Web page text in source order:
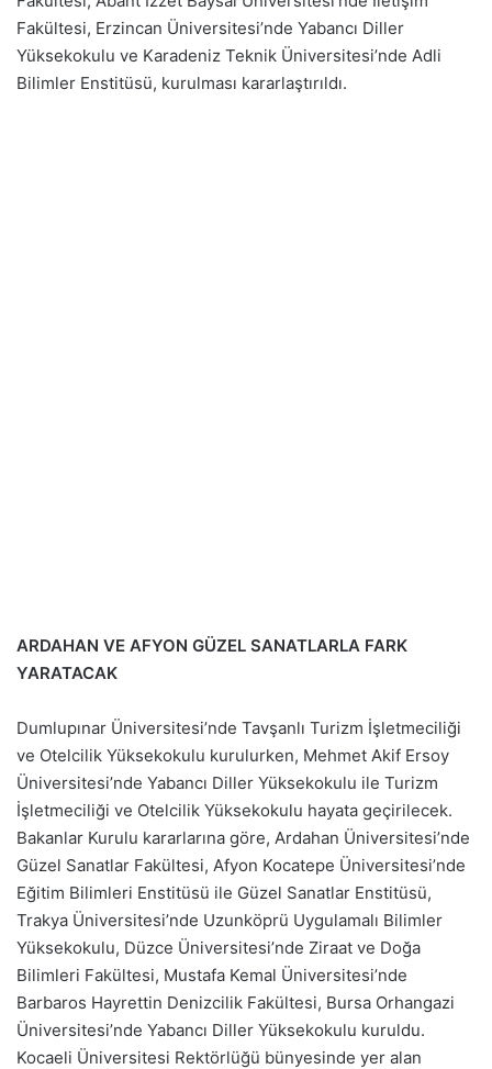
Fakültesi, Erzincan Üniversitesi’nde Yabancı Diller
Yüksekokulu ve Karadeniz Teknik Üniversitesi’nde Adli
Bilimler Enstitüsü, kurulması kararlaştırıldı.
ARDAHAN VE AFYON GÜZEL SANATLARLA FARK
YARATACAK
Dumlupınar Üniversitesi’nde Tavşanlı Turizm İşletmeciliği
ve Otelcilik Yüksekokulu kurulurken, Mehmet Akif Ersoy
Üniversitesi’nde Yabancı Diller Yüksekokulu ile Turizm
İşletmeciliği ve Otelcilik Yüksekokulu hayata geçirilecek.
Bakanlar Kurulu kararlarına göre, Ardahan Üniversitesi’nde
Güzel Sanatlar Fakültesi, Afyon Kocatepe Üniversitesi’nde
Eğitim Bilimleri Enstitüsü ile Güzel Sanatlar Enstitüsü,
Trakya Üniversitesi’nde Uzunköprü Uygulamalı Bilimler
Yüksekokulu, Düzce Üniversitesi’nde Ziraat ve Doğa
Bilimleri Fakültesi, Mustafa Kemal Üniversitesi’nde
Barbaros Hayrettin Denizcilik Fakültesi, Bursa Orhangazi
Üniversitesi’nde Yabancı Diller Yüksekokulu kuruldu.
Kocaeli Üniversitesi Rektörlüğü bünyesinde yer alan